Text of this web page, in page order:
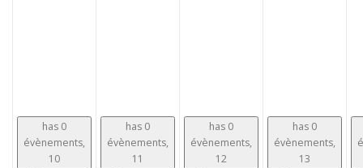
has 0
évènements,
10
has 0
évènements,
11
has 0
évènements,
12
has 0
évènements,
13